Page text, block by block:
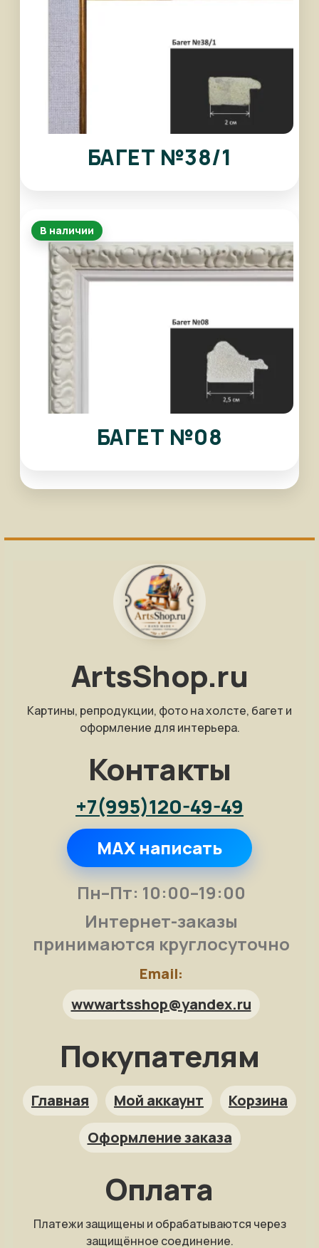
БАГЕТ №38/1
В наличии
БАГЕТ №08
ArtsShop.ru
Картины, репродукции, фото на холсте, багет и
оформление для интерьера.
Контакты
+7(995)120-49-49
MAX написать
Пн–Пт: 10:00–19:00
Интернет-заказы
принимаются круглосуточно
Email:
wwwartsshop@yandex.ru
Покупателям
Главная Мой аккаунт
Корзина
Оформление заказа
Оплата
Платежи защищены и обрабатываются через
защищённое соединение.
Арт-помощница
ArtsShop.ru
Репродукция на заказ
Фото на холсте